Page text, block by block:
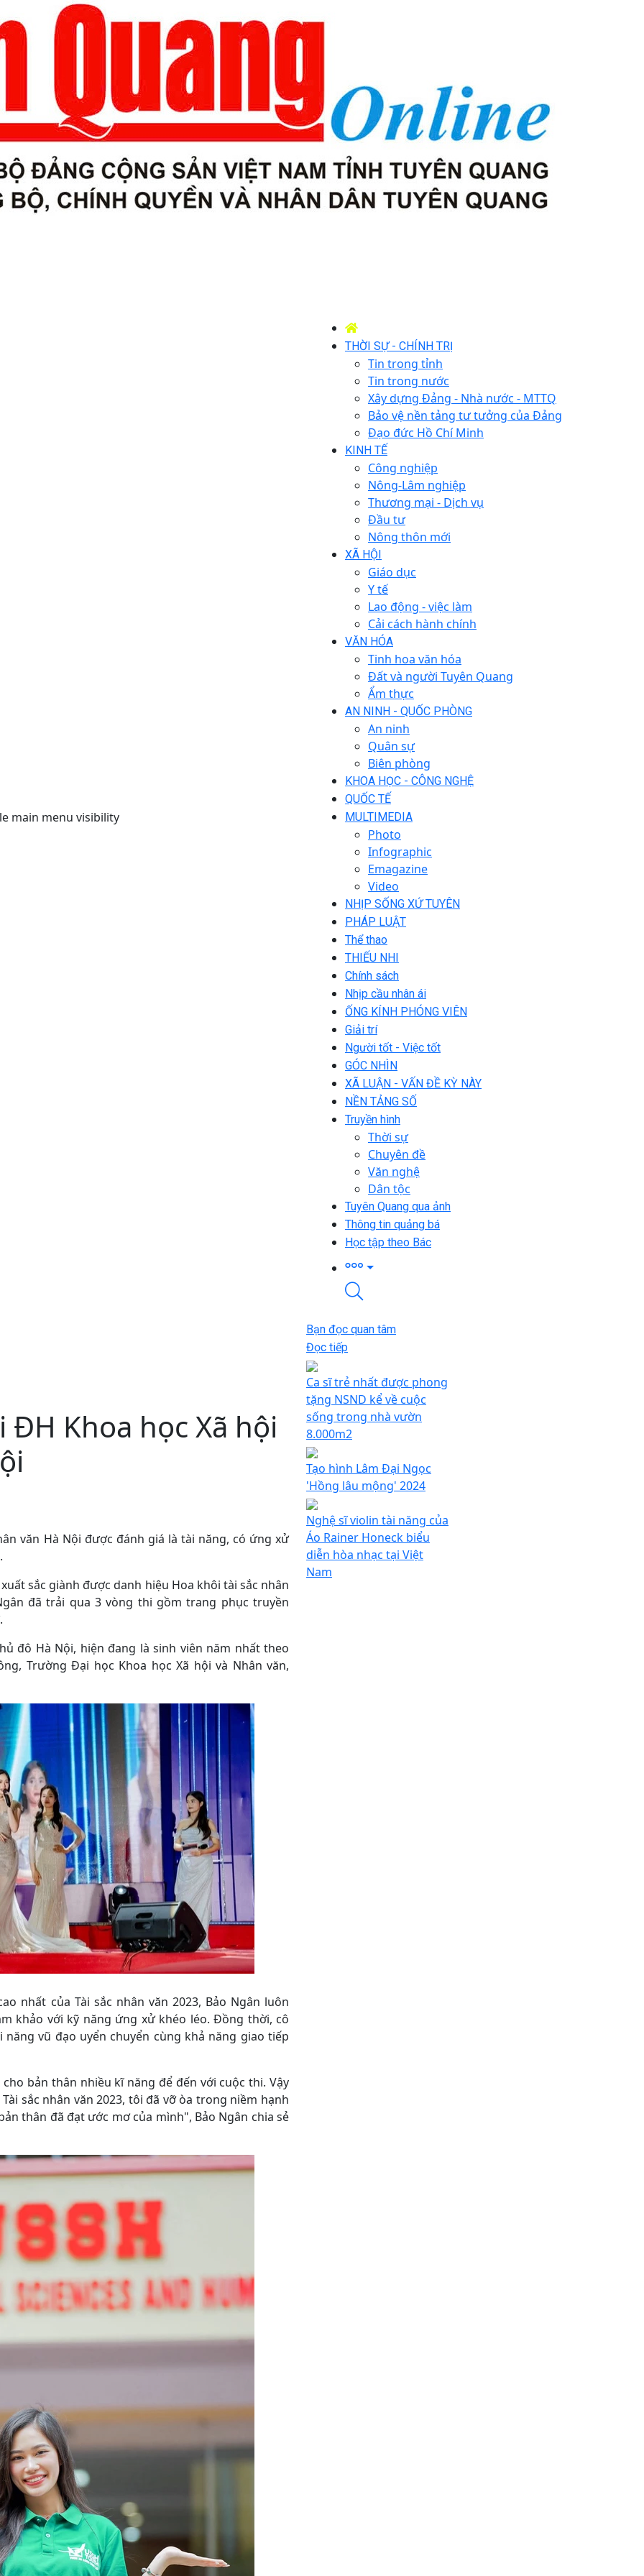
main menu visibility
THỜI SỰ - CHÍNH TRỊ
Tin trong tỉnh
Tin trong nước
Xây dựng Đảng - Nhà nước - MTTQ
Bảo vệ nền tảng tư tưởng của Đảng
Đạo đức Hồ Chí Minh
KINH TẾ
Công nghiệp
Nông-Lâm nghiệp
Thương mại - Dịch vụ
Đầu tư
Nông thôn mới
XÃ HỘI
Giáo dục
Y tế
Lao động - việc làm
Cải cách hành chính
VĂN HÓA
Tinh hoa văn hóa
Đất và người Tuyên Quang
Ẩm thực
AN NINH - QUỐC PHÒNG
An ninh
Quân sự
Biên phòng
KHOA HỌC - CÔNG NGHỆ
QUỐC TẾ
MULTIMEDIA
Photo
Infographic
Emagazine
Video
NHỊP SỐNG XỨ TUYÊN
PHÁP LUẬT
Thể thao
THIẾU NHI
Chính sách
Nhịp cầu nhân ái
ỐNG KÍNH PHÓNG VIÊN
Giải trí
Người tốt - Việc tốt
GÓC NHÌN
XÃ LUẬN - VẤN ĐỀ KỲ NÀY
NỀN TẢNG SỐ
Truyền hình
Thời sự
Chuyên đề
Văn nghệ
Dân tộc
Tuyên Quang qua ảnh
Thông tin quảng bá
Học tập theo Bác
ĐH Khoa học Xã hội
văn Hà Nội được đánh giá là tài năng, có ứng xử
sắc giành được danh hiệu Hoa khôi tài sắc nhân
đã trải qua 3 vòng thi gồm trang phục truyền
đô Hà Nội, hiện đang là sinh viên năm nhất theo
Trường Đại học Khoa học Xã hội và Nhân văn,
nhất của Tài sắc nhân văn 2023, Bảo Ngân luôn
khảo với kỹ năng ứng xử khéo léo. Đồng thời, cô
vũ đạo uyển chuyển cùng khả năng giao tiếp
bản thân nhiều kĩ năng để đến với cuộc thi. Vậy
sắc nhân văn 2023, tôi đã vỡ òa trong niềm hạnh
thân đã đạt ước mơ của mình", Bảo Ngân chia sẻ
Bạn đọc quan tâm
Đọc tiếp
Ca sĩ trẻ nhất được phong
tặng NSND kể về cuộc
sống trong nhà vườn
8.000m2
Tạo hình Lâm Đại Ngọc
'Hồng lâu mộng' 2024
Nghệ sĩ violin tài năng của
Áo Rainer Honeck biểu
diễn hòa nhạc tại Việt
Nam